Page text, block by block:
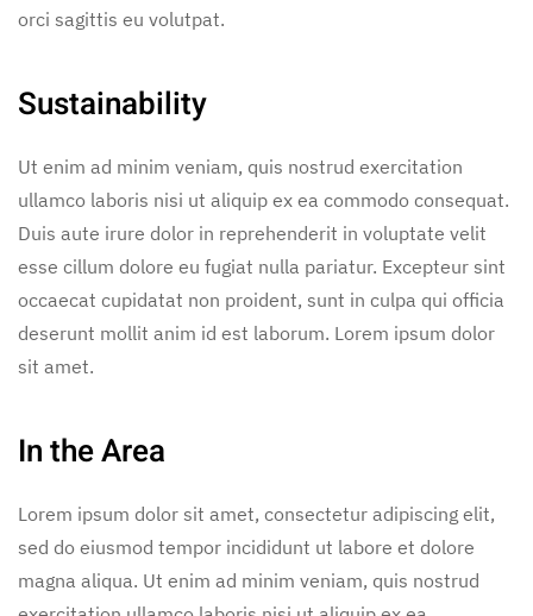
orci sagittis eu volutpat.
Sustainability
Ut enim ad minim veniam, quis nostrud exercitation
ullamco laboris nisi ut aliquip ex ea commodo consequat.
Duis aute irure dolor in reprehenderit in voluptate velit
esse cillum dolore eu fugiat nulla pariatur. Excepteur sint
occaecat cupidatat non proident, sunt in culpa qui officia
deserunt mollit anim id est laborum. Lorem ipsum dolor
sit amet.
In the Area
Lorem ipsum dolor sit amet, consectetur adipiscing elit,
sed do eiusmod tempor incididunt ut labore et dolore
magna aliqua. Ut enim ad minim veniam, quis nostrud